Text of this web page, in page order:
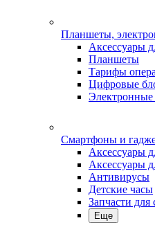
Планшеты,
Аксессуары
Планшеты
Тарифы
Цифровые
Электронные
Смартфоны и
Аксессуары
Аксессуары
Антивирусы
Детские часы
Запчасти для
Еще